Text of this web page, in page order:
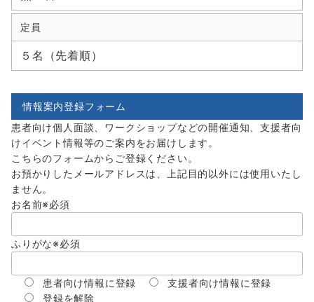
定員
５名（先着順）
情報案内登録フォーム
患者向け個人面談、ワークショップなどの開催通知、支援者向
けイベント情報等のご案内をお届けします。
こちらのフォームからご登録ください。
お預かりしたメールアドレスは、上記目的以外には使用いたし
ません。
お名前※必須
ふりがな※必須
患者向け情報に登録
支援者向け情報に登録
登録を解除